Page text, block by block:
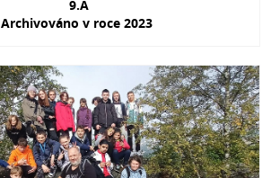
9.A
Archivováno v roce 2023